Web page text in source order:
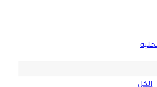
الكل